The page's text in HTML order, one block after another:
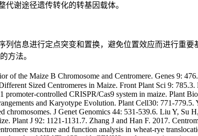
谢途径遗传转化的转基因载体。
信息进行定点突变和置换，避免位置效应而进行重
方法。
after loss of centromeric and gain of ectopic sequences. Plant Cell 25: 1979-1989.23. Zhang H, Bian Y, Gou X, Zhu B, Xu C, Qi B, Li N, Rustgi S, Zhou H, Han F, Jiang J, Wettstein D and Liu B. 2013. Persistent whole-chromosome aneuploidy is generally associated with nascent allohexaploid wheat. Proc Natl Acad Sci U S A 110: 3447-3452.24. Fu S, Lv Z, Guo X, Zhang X and Han F. 2013. Alteration of terminal heterochromatin and chromosome rearrangements in derivatives of wheat-rye hybrids. J Genet Genomics 40: 413-420.25. Deng C, Bai L, Fu S, Yin W, Zhang Y, Chen Y, Wang R, Zhang X, Han F and Hu Z. 2013. Microdissection and Chromosome Painting of the Alien Chromosome in an Addition Line of Wheat - Thinopyrum intermedium. PLoS One 14: e72564.26. Birchler J and Han F. 2013. Centromere epigenetics in plants. J Genet Genomics 40: 201-204.27. Gao Z, Han F, Danilova T, Lamb J, Albert P and Birchler J. 2013. Labeling meiotic chromosomes in maize with fluorescence in situ hybridization. Methods Mol Biol 990:35-43.28. Masonbrink R, Fu S, Han F and Birchler J. 2013. Heritable loss of replication control of a minichromosome derived from the B chromosome of Maize. Genetics 193: 77-84.29. Dong Q and Han F. 2012. Phosphorylation of H2A is associated with centromere function and maintenance in meiosis. Plant J 71: 800-809.30. Yu C, Han F, Zhang J, Birchler J and Peterson T. 2012. A transgenic system for generation of transposon Ac/Ds-induced chromosome rearrangements in rice. Theor Appl Genet 125: 1449-1462.31. Qi B, Huang W, Zhu B, Zhong X, Guo J, Zhao N, Xu C, Zhang H, Pang J, Han F and Liu B. 2012. Global transgenerational gene expression dynamics in two newly synthesized allohexaploid wheat (Triticum aestivum) lines. BMC Biol 10: 3.32. Fu S, Lv Z, Qi B, Guo X, Li J, Liu B and Han F. 2012. Molecular cytogenetic characterization of wheat-Thinopyrum elongatum addition, substitution and translocation lines with a novel source of resistance to wheat Fusarium Head Blight. J Genet Genomics 39: 103-110.33. Fu S, Gao Z, Birchler J and Han F. 2012. Dicentric chromosome formation and epigenetics of centromere formation in plants. J Genet Genomics 39: 125-130.34. Gao Z, Fu S, Dong Q, Han F and Birchler J. 2011. Inactivation of a centromere during the formation of a translocation in maize. Chromosome Res 19: 755-761.35. Koo D, Han F, Birchler J and Jiang J. 2011. Distinct DNA methylation patterns associated with active and inactive centromeres of the maize B chromosome. Genome Res 21: 908-914.36. Birchler J, Gao Z, Shanma A, Presting G and Han F. 2011. Epigenetic aspects of centromere function in plants. Curr Opin in Plant Biol 14: 217–222.37. Yin W, Birchler J and Han F. 2011. Maize centromeres: where sequences meets epigenetics. Frontiers in Biology 6: 102-108.38. Zhao N, Xu L, Li M, Zhang H, Zhu B, Qi B, Xu C, Han F and Liu B.